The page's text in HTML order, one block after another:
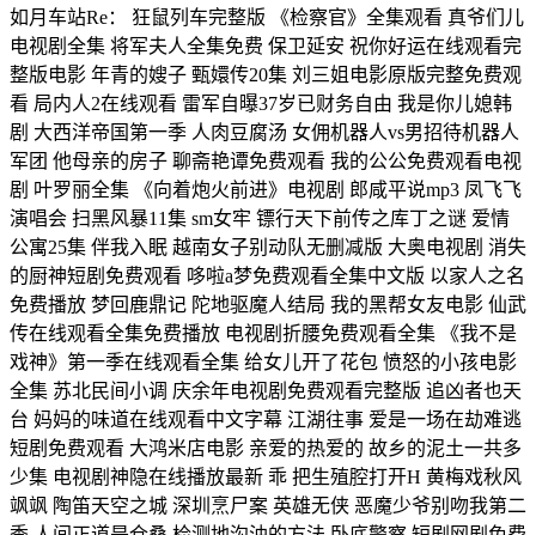
如月车站Re： 狂鼠列车完整版 《检察官》全集观看 真爷们儿
电视剧全集 将军夫人全集免费 保卫延安 祝你好运在线观看完
整版电影 年青的嫂子 甄嬛传20集 刘三姐电影原版完整免费观
看 局内人2在线观看 雷军自曝37岁已财务自由 我是你儿媳韩
剧 大西洋帝国第一季 人肉豆腐汤 女佣机器人vs男招待机器人
军团 他母亲的房子 聊斋艳谭免费观看 我的公公免费观看电视
剧 叶罗丽全集 《向着炮火前进》电视剧 郎咸平说mp3 凤飞飞
演唱会 扫黑风暴11集 sm女牢 镖行天下前传之库丁之谜 爱情
公寓25集 伴我入眠 越南女子别动队无删减版 大奥电视剧 消失
的厨神短剧免费观看 哆啦a梦免费观看全集中文版 以家人之名
免费播放 梦回鹿鼎记 陀地驱魔人结局 我的黑帮女友电影 仙武
传在线观看全集免费播放 电视剧折腰免费观看全集 《我不是
戏神》第一季在线观看全集 给女儿开了花包 愤怒的小孩电影
全集 苏北民间小调 庆余年电视剧免费观看完整版 追凶者也天
台 妈妈的味道在线观看中文字幕 江湖往事 爱是一场在劫难逃
短剧免费观看 大鸿米店电影 亲爱的热爱的 故乡的泥土一共多
少集 电视剧神隐在线播放最新 乖 把生殖腔打开H 黄梅戏秋风
飒飒 陶笛天空之城 深圳烹尸案 英雄无侠 恶魔少爷别吻我第二